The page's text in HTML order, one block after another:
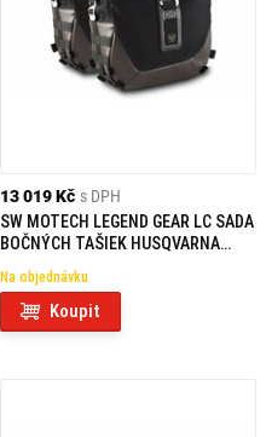
13 019 Kč s DPH
SW MOTECH LEGEND GEAR LC SADA
BOČNÝCH TAŠIEK HUSQVARNA
Na objednávku
Koupit